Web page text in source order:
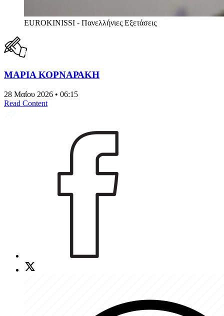
EUROKINISSI - Πανελλήνιες Εξετάσεις
ΜΑΡΙΑ ΚΟΡΝΑΡΑΚΗ
28 Μαΐου 2026 • 06:15
Read Content